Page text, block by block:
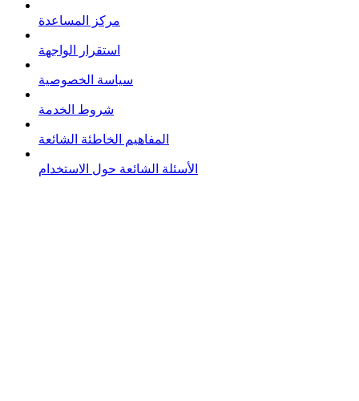
مركز المساعدة
استقرار الواجهة
سياسة الخصوصية
شروط الخدمة
المفاهيم الخاطئة الشائعة
الأسئلة الشائعة حول الاستخدام